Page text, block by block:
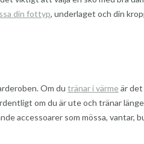
din fottyp, underlaget och din
Om du tränar i värme är
om du är ute och tränar
accessoarer som mössa, vantar,